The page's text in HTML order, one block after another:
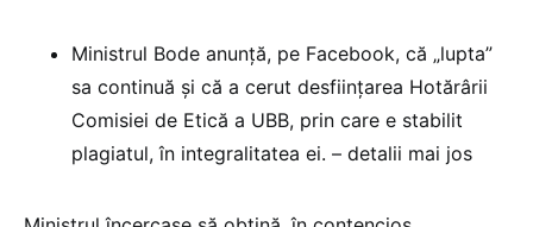
Ministrul Bode anunță, pe Facebook, că „lupta”
sa continuă și că a cerut desființarea Hotărârii
Comisiei de Etică a UBB, prin care e stabilit
plagiatul, în integralitatea ei. – detalii mai jos